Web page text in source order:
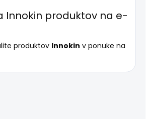
Innokin produktov na e-
produktov Innokin v ponuke na